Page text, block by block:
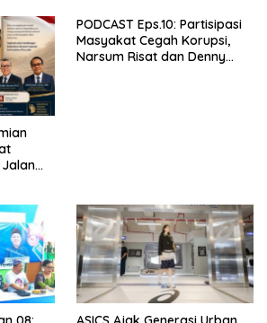
PODCAST Eps.10: Partisipasi
Masyakat Cegah Korupsi,
Narsum Risat dan Denny